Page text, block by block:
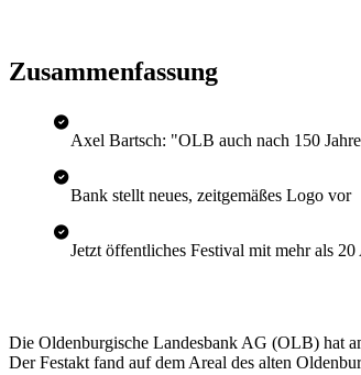
Zusammenfassung
Axel Bartsch: "OLB auch nach 150
Bank stellt neues, zeitgemäßes Logo vor
Jetzt öffentliches Festival mit mehr als
Die Oldenburgische Landesbank AG (OLB) hat
Der Festakt fand auf dem Areal des alten